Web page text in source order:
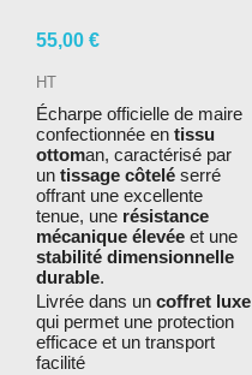
55,00 €
HT
Écharpe officielle de maire
confectionnée en tissu
ottoman, caractérisé par
un tissage côtelé serré
offrant une excellente
tenue, une résistance
mécanique élevée et une
stabilité dimensionnelle
durable.
Livrée dans un coffret luxe
qui permet une protection
efficace et un transport
facilité